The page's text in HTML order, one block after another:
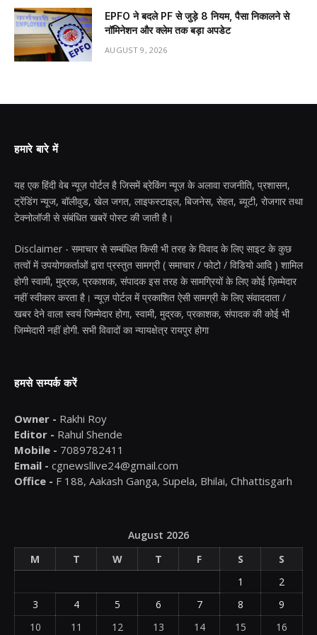
EPFO ने बदले PF से जुड़े 8 नियम, पैसा निकालने से
नॉमिनेशन और क्लेम तक बड़ा अपडेट
AUGUST 9, 2026
हमारे बारे में
यह एक हिंदी वेब न्यूज़ पोर्टल है जिसमें ब्रेकिंग न्यूज़ के अलावा राजनीति, प्रशासन,
ट्रेंडिंग न्यूज, बॉलीवुड, खेल जगत, लाइफस्टाइल, बिजनेस, सेहत, ब्यूटी, रोजगार तथा
टेक्नोलॉजी से संबंधित खबरें पोस्ट की जाती है।
Disclaimer - समाचार से सम्बंधित किसी भी तरह के विवाद के लिए साइट के कुछ
तत्वों में उपयोगकर्ताओं द्वारा प्रस्तुत सामग्री ( समाचार / फोटो / विडियो आदि ) शामिल
होगी स्वामी, मुद्रक, प्रकाशक, संपादक इस तरह के सामग्रियों के लिए कोई ज़िम्मेदार
नहीं स्वीकार करता है। न्यूज़ पोर्टल में प्रकाशित ऐसी सामग्री के लिए संवाददाता /
खबर देने वाला स्वयं जिम्मेदार होगा, स्वामी, मुद्रक, प्रकाशक, संपादक की कोई भी
जिम्मेदारी नहीं होगी. सभी विवादों का न्यायक्षेत्र रायपुर होगा
हमसे सम्पर्क करें
Owner - Rakhi Roy
Editor - Rahul Shende
Mobile - 7089782411
Email - cgnewsllive24@gmail.com
Office - F 188, Aakash Ganga, Supela, Bhilai, Chhattisgarh
August 2026
M
T W T F S
S
1
2
3
4 5 6 7 8
9
10
11 12 13 14 15
16